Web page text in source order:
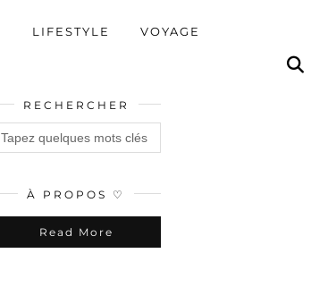
LIFESTYLE VOYAGE
RECHERCHER
À PROPOS ♡
Read More